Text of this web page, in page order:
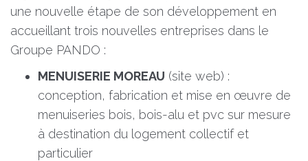
une nouvelle étape de son développement en
accueillant trois nouvelles entreprises dans le
Groupe PANDO :
MENUISERIE MOREAU (site web) :
conception, fabrication et mise en œuvre de
menuiseries bois, bois-alu et pvc sur mesure
à destination du logement collectif et
particulier